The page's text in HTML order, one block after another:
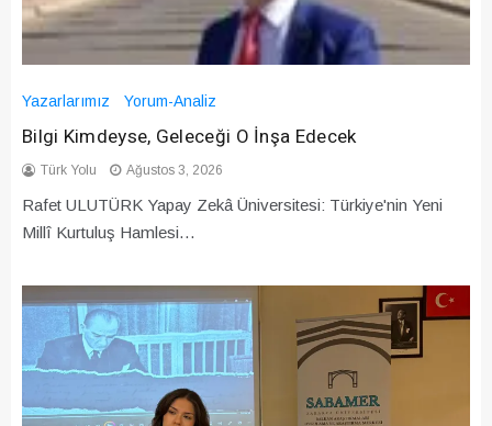
Yazarlarımız Yorum-Analiz
Bilgi Kimdeyse, Geleceği O İnşa Edecek
Türk Yolu Ağustos 3, 2026
Rafet ULUTÜRK Yapay Zekâ Üniversitesi: Türkiye'nin Yeni
Millî Kurtuluş Hamlesi…